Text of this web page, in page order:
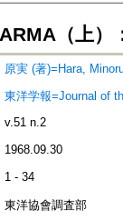
（上）
原実 (著)=Hara,
東洋学報=Journal of
v.51 n.2
1968.09.30
1 - 34
東洋協會調査部